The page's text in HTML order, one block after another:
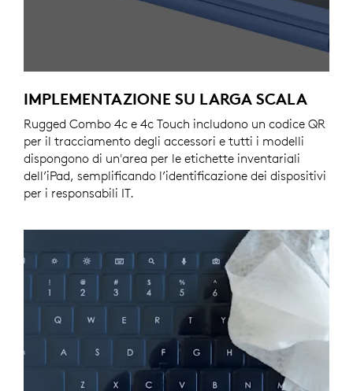
IMPLEMENTAZIONE SU LARGA SCALA
Rugged Combo 4c e 4c Touch includono un codice QR
per il tracciamento degli accessori e tutti i modelli
dispongono di un'area per le etichette inventariali
dell’iPad, semplificando l’identificazione dei dispositivi
per i responsabili IT.